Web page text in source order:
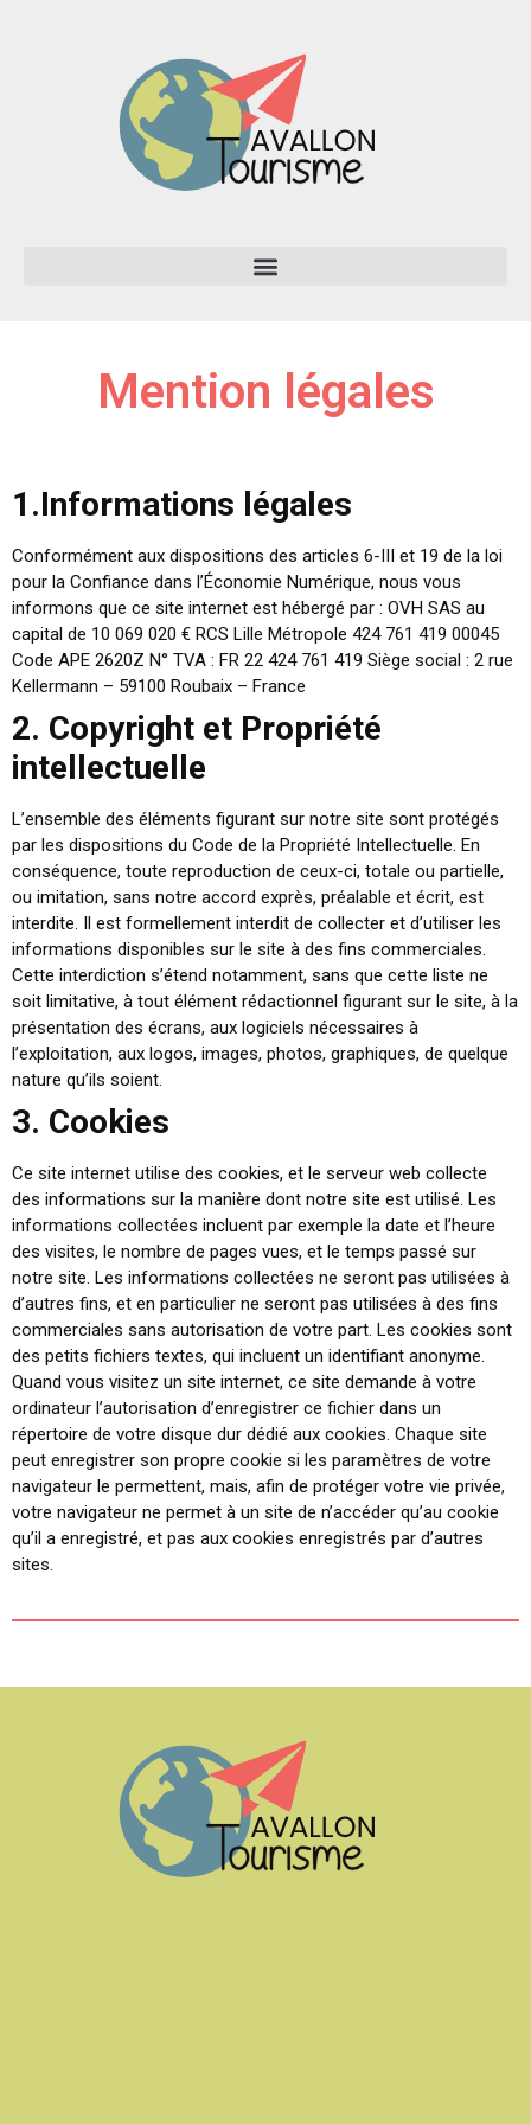
Mention légales
1.Informations légales
Conformément aux dispositions des articles 6-III et 19 de la loi
pour la Confiance dans l’Économie Numérique, nous vous
informons que ce site internet est hébergé par : OVH SAS au
capital de 10 069 020 € RCS Lille Métropole 424 761 419 00045
Code APE 2620Z N° TVA : FR 22 424 761 419 Siège social : 2 rue
Kellermann – 59100 Roubaix – France
2. Copyright et Propriété
intellectuelle
L’ensemble des éléments figurant sur notre site sont protégés
par les dispositions du Code de la Propriété Intellectuelle. En
conséquence, toute reproduction de ceux-ci, totale ou partielle,
ou imitation, sans notre accord exprès, préalable et écrit, est
interdite. Il est formellement interdit de collecter et d’utiliser les
informations disponibles sur le site à des fins commerciales.
Cette interdiction s’étend notamment, sans que cette liste ne
soit limitative, à tout élément rédactionnel figurant sur le site, à la
présentation des écrans, aux logiciels nécessaires à
l’exploitation, aux logos, images, photos, graphiques, de quelque
nature qu’ils soient.
3. Cookies
Ce site internet utilise des cookies, et le serveur web collecte
des informations sur la manière dont notre site est utilisé. Les
informations collectées incluent par exemple la date et l’heure
des visites, le nombre de pages vues, et le temps passé sur
notre site. Les informations collectées ne seront pas utilisées à
d’autres fins, et en particulier ne seront pas utilisées à des fins
commerciales sans autorisation de votre part. Les cookies sont
des petits fichiers textes, qui incluent un identifiant anonyme.
Quand vous visitez un site internet, ce site demande à votre
ordinateur l’autorisation d’enregistrer ce fichier dans un
répertoire de votre disque dur dédié aux cookies. Chaque site
peut enregistrer son propre cookie si les paramètres de votre
navigateur le permettent, mais, afin de protéger votre vie privée,
votre navigateur ne permet à un site de n’accéder qu’au cookie
qu’il a enregistré, et pas aux cookies enregistrés par d’autres
sites.